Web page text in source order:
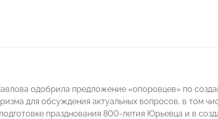
одобрила предложение «опоровцев» по
для обсуждения актуальных вопросов, в том
празднования 800-летия Юрьевца и в